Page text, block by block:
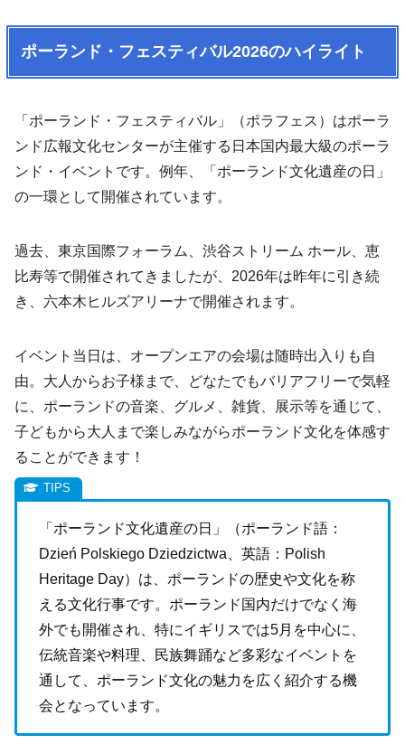
ポーランド・フェスティバル2026のハイライト
「ポーランド・フェスティバル」（ポラフェス）はポーラ
ンド広報文化センターが主催する日本国内最大級のポーラ
ンド・イベントです。例年、「ポーランド文化遺産の日」
の一環として開催されています。
過去、東京国際フォーラム、渋谷ストリーム ホール、恵
比寿等で開催されてきましたが、2026年は昨年に引き続
き、六本木ヒルズアリーナで開催されます。
イベント当日は、オープンエアの会場は随時出入りも自
由。大人からお子様まで、どなたでもバリアフリーで気軽
に、ポーランドの音楽、グルメ、雑貨、展示等を通じて、
子どもから大人まで楽しみながらポーランド文化を体感す
ることができます！
「ポーランド文化遺産の日」（ポーランド語：
Dzień Polskiego Dziedzictwa、英語：Polish
Heritage Day）は、ポーランドの歴史や文化を称
える文化行事です。ポーランド国内だけでなく海
外でも開催され、特にイギリスでは5月を中心に、
伝統音楽や料理、民族舞踊など多彩なイベントを
通して、ポーランド文化の魅力を広く紹介する機
会となっています。